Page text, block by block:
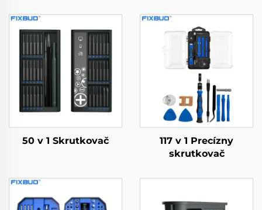
50 v 1 Skrutkovač
117 v 1 Precízny
skrutkovač